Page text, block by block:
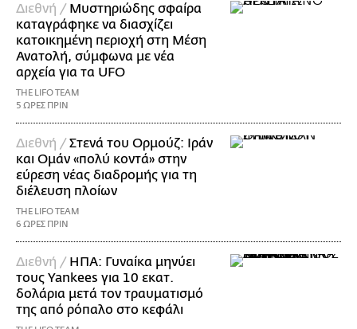
Διεθνή / Μυστηριώδης σφαίρα
καταγράφηκε να διασχίζει
κατοικημένη περιοχή στη Μέση
Ανατολή, σύμφωνα με νέα
αρχεία για τα UFO
THE LIFO TEAM
5 ΩΡΕΣ ΠΡΙΝ
Διεθνή /Στενά του Ορμούζ: Ιράν
και Ομάν «πολύ κοντά» στην
εύρεση νέας διαδρομής για τη
διέλευση πλοίων
THE LIFO TEAM
6 ΩΡΕΣ ΠΡΙΝ
Διεθνή / ΗΠΑ: Γυναίκα μηνύει
τους Yankees για 10 εκατ.
δολάρια μετά τον τραυματισμό
της από ρόπαλο στο κεφάλι